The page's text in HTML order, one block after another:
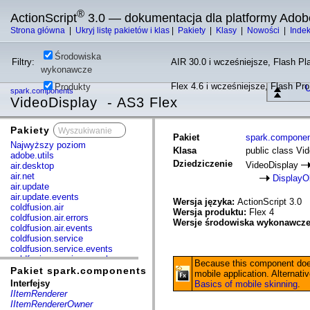
ActionScript® 3.0 — dokumentacja dla platformy
Strona główna Ukryj listę pakietów i klas Pakiety Klasy Nowości
Filtry:
Środowiska
wykonawcze
AIR 30.0 i wcześniejsze, Flash
Produkty Flex 4.6 i wcześniejsze, Flash
spark.components
VideoDisplay - AS3 Flex
Pakiety
Najwyższy poziom
adobe.utils
air.desktop
air.net
air.update
air.update.events
coldfusion.air
coldfusion.air.errors
coldfusion.air.events
coldfusion.service
coldfusion.service.events
coldfusion.service.mxml
com.adobe.acm.solutions.authoring.domain.extensions
com.adobe.acm.solutions.ccr.domain.extensions
com.adobe.consulting.pst.vo
com.adobe.dct.component
Pakiet spark.components
Interfejsy
IItemRenderer
IItemRendererOwner
Pakiet
Klasa
public class
Dziedziczenie
VideoDisplay
Wersja języka: ActionScript 3.0
Wersja produktu: Flex 4
Wersje środowiska
Because this component
mobile application.
Basics of mobile skinning.